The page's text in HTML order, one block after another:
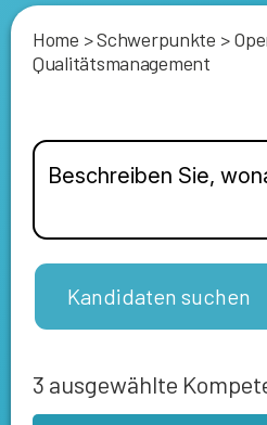
Home >Schwerpunkte >
Qualitätsmanagement
Kandidaten suchen
3 ausgewählte